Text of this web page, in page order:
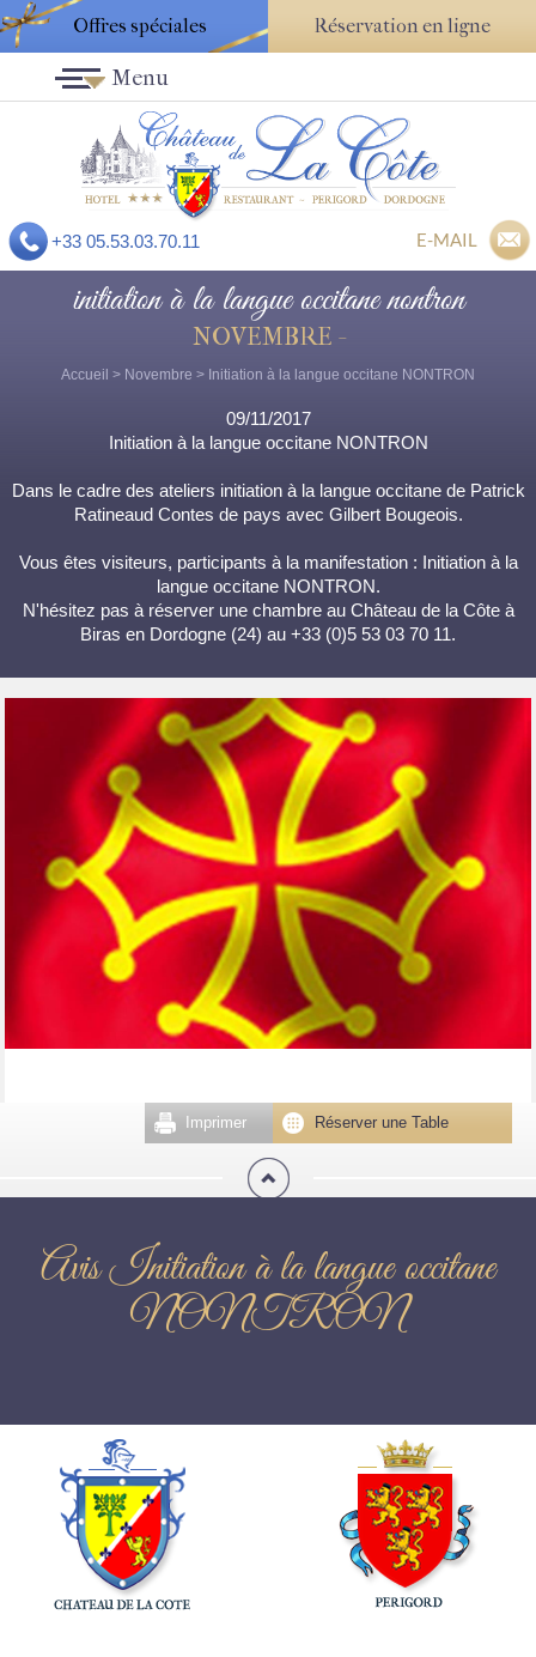
Offres spéciales Réservation en ligne
+33 05.53.03.70.11 E-MAIL
Menu
initiation à la langue occitane nontron
NOVEMBRE -
Accueil > Novembre > Initiation à la langue occitane NONTRON
09/11/2017
Initiation à la langue occitane NONTRON
Dans le cadre des ateliers initiation à la langue occitane de Patrick
Ratineaud Contes de pays avec Gilbert Bougeois.
Vous êtes visiteurs, participants à la manifestation : Initiation à la
langue occitane NONTRON.
N'hésitez pas à réserver une chambre au Château de la Côte à
Biras en Dordogne (24) au +33 (0)5 53 03 70 11.
Réserver une Table
Imprimer
Avis Initiation à la langue occitane
NONTRON